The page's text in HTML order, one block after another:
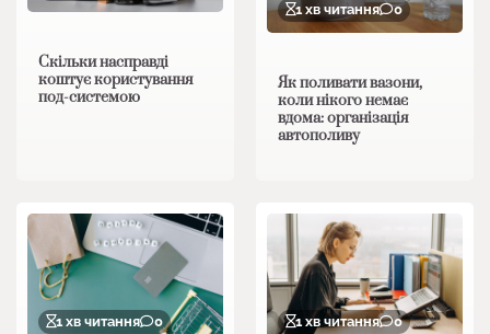
Скільки насправді
коштує користування
под-системою
1 хв читання 0
Як поливати вазони,
коли нікого немає
вдома: організація
автополиву
1 хв читання 0 1 хв читання 0